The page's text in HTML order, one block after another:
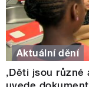
Aktuální dění
‚Děti jsou různé